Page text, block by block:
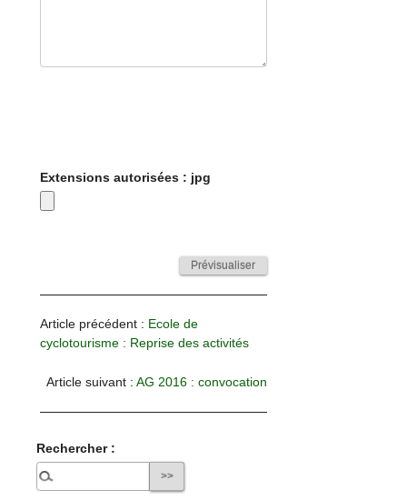
Extensions autorisées : jpg
Article précédent : Ecole de
cyclotourisme : Reprise des activités
Article suivant : AG 2016 : convocation
Rechercher :